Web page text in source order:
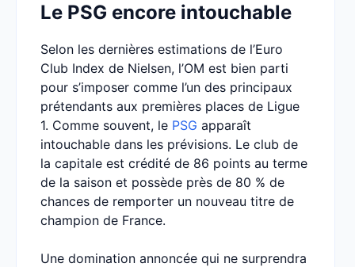
Le PSG encore intouchable
Selon les dernières estimations de l’Euro
Club Index de Nielsen, l’OM est bien parti
pour s’imposer comme l’un des principaux
prétendants aux premières places de Ligue
1. Comme souvent, le PSG apparaît
intouchable dans les prévisions. Le club de
la capitale est crédité de 86 points au terme
de la saison et possède près de 80 % de
chances de remporter un nouveau titre de
champion de France.
Une domination annoncée qui ne surprendra